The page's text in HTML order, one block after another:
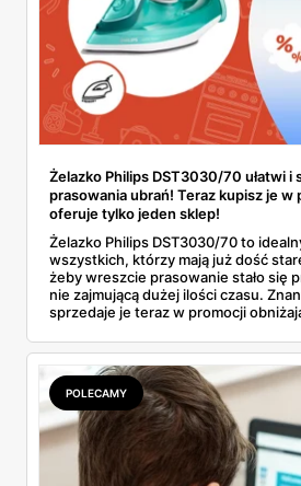
Żelazko Philips DST3030/70 ułatwi i
prasowania ubrań! Teraz kupisz je w
oferuje tylko jeden sklep!
Żelazko Philips DST3030/70 to
wszystkich, którzy mają już dość
żeby wreszcie prasowanie stało się
nie zajmującą dużej ilości czasu.
sprzedaje je teraz w promocji
przekonaj się, jak to urządzenie
innymi produktami o podobnej klasie.
POLECAMY